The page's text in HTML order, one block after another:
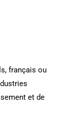
français ou
et de